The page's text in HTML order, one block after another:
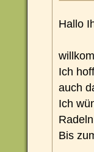
Hallo
Ich
auch
Ich
Bis